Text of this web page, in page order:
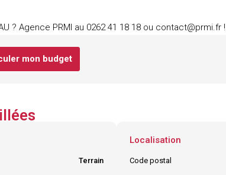
? Agence PRMI au 0262 41 18 18 ou contact@prmi.fr !
mon budget
Terrain
Localisation
Code postal